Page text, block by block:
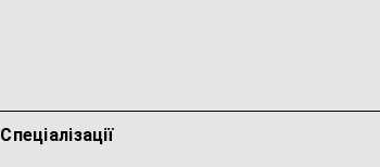
Спеціалізації